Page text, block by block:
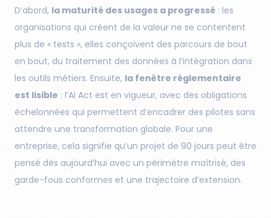
D’abord, la maturité des usages a progressé : les
organisations qui créent de la valeur ne se contentent
plus de « tests », elles conçoivent des parcours de bout
en bout, du traitement des données à l’intégration dans
les outils métiers. Ensuite, la fenêtre réglementaire
est lisible : l’AI Act est en vigueur, avec des obligations
échelonnées qui permettent d’encadrer des pilotes sans
attendre une transformation globale. Pour une
entreprise, cela signifie qu’un projet de 90 jours peut être
pensé dès aujourd’hui avec un périmètre maîtrisé, des
garde-fous conformes et une trajectoire d’extension.